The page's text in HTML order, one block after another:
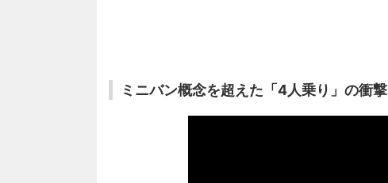
ミニバン概念を超えた「4人乗り」の衝撃